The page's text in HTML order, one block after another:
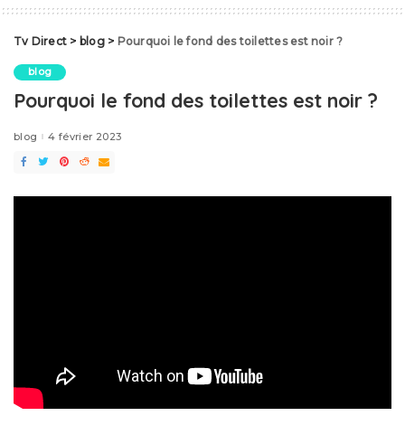
Tv Direct > blog> Pourquoi le fond des toilettes est noir ?
blog
Pourquoi le fond des toilettes est noir ?
blog 4 février 2023